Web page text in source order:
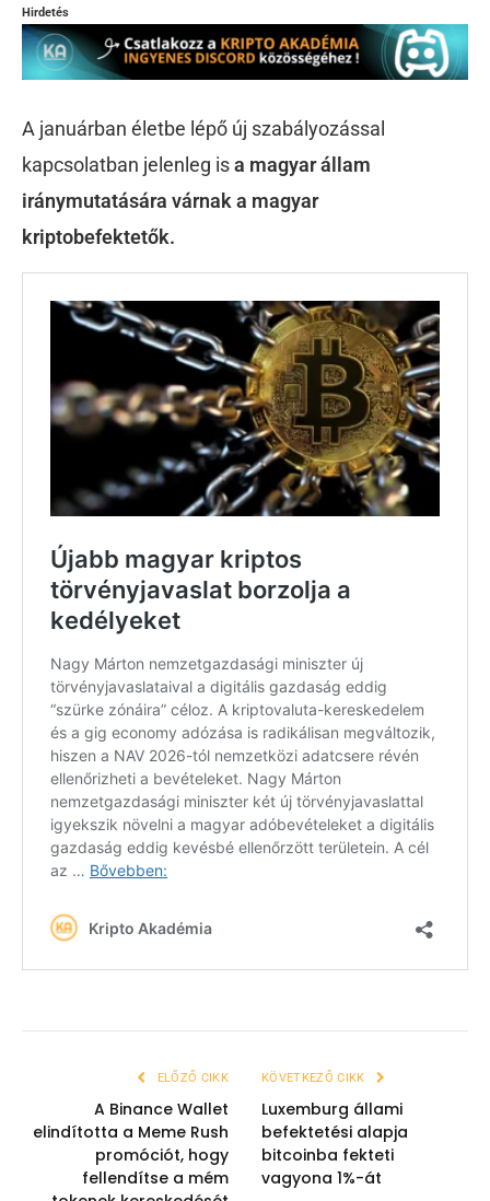
Hirdetés
A januárban életbe lépő új szabályozással
kapcsolatban jelenleg isa magyar állam
iránymutatására várnak a magyar
kriptobefektetők.
ELŐZŐ CIKK
A Binance Wallet
elindította a Meme Rush
promóciót, hogy
fellendítse a mém
KÖVETKEZŐ CIKK
Luxemburg állami
befektetési alapja
bitcoinba fekteti
vagyona 1%-át